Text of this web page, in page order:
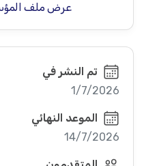
عرض ملف
تم النشر في
1/7/2026
الموعد النهائي
14/7/2026